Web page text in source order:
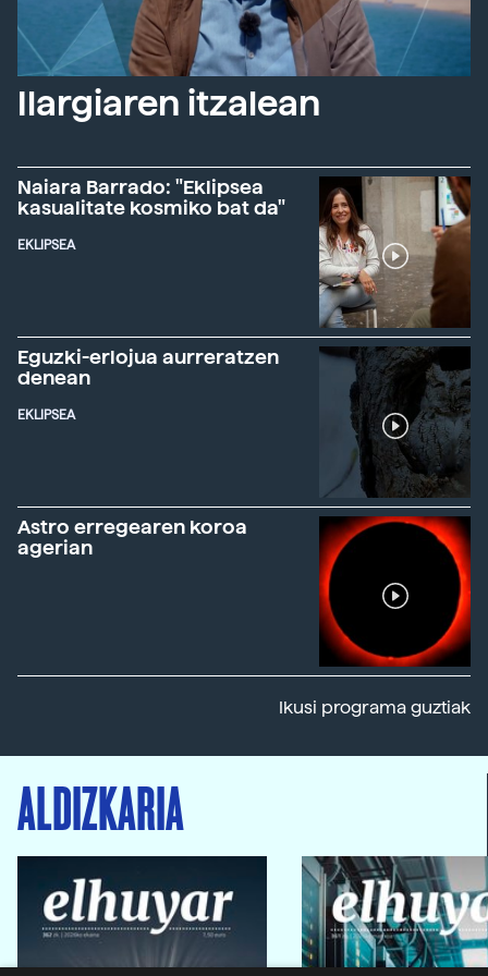
Ilargiaren itzalean
Naiara Barrado: "Eklipsea
kasualitate kosmiko bat da"
EKLIPSEA
Eguzki-erlojua aurreratzen
denean
EKLIPSEA
Astro erregearen koroa
agerian
Ikusi programa guztiak
ALDIZKARIA